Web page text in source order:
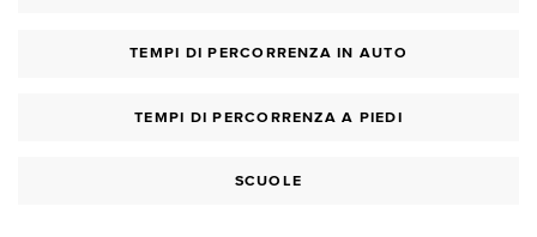
TEMPI DI PERCORRENZA IN AUTO
TEMPI DI PERCORRENZA A PIEDI
SCUOLE